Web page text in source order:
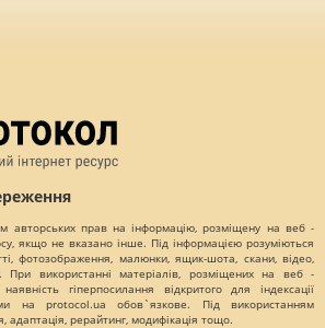
авторських прав на інформацію, розміщену на веб -
якщо не вказано інше. Під інформацією розуміються
фотозображення, малюнки, ящик-шота, скани, відео,
При використанні матеріалів, розміщених на веб -
гіперпосилання відкритого для індексації
на protocol.ua обов`язкове. Під використанням
адаптація, рерайтинг, модифікація тощо.